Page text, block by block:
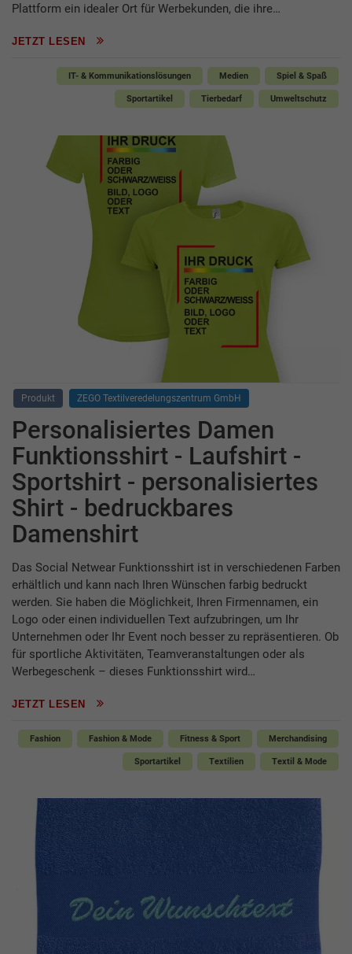
Plattform ein idealer Ort für Werbekunden, die ihre…
JETZT LESEN
IT- & Kommunikationslösungen Medien Spiel & Spaß
Sportartikel Tierbedarf Umweltschutz
Produkt ZEGO Textilveredelungszentrum GmbH
Personalisiertes Damen
Funktionsshirt - Laufshirt -
Sportshirt - personalisiertes
Shirt - bedruckbares
Damenshirt
Das Social Netwear Funktionsshirt ist in verschiedenen Farben
erhältlich und kann nach Ihren Wünschen farbig bedruckt
werden. Sie haben die Möglichkeit, Ihren Firmennamen, ein
Logo oder einen individuellen Text aufzubringen, um Ihr
Unternehmen oder Ihr Event noch besser zu repräsentieren. Ob
für sportliche Aktivitäten, Teamveranstaltungen oder als
Werbegeschenk – dieses Funktionsshirt wird…
JETZT LESEN
Fashion Fashion & Mode Fitness & Sport Merchandising
Sportartikel Textilien Textil & Mode